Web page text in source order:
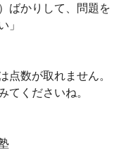
ばかりして、問題を
」
点数が取れません。
てくださいね。